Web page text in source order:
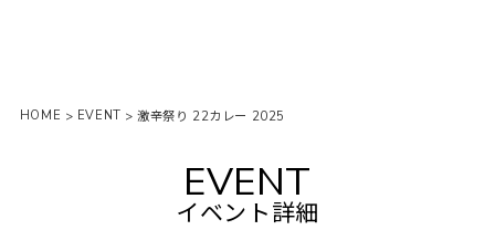
HOME > EVENT >激辛祭り 22カレー 2025
EVENT
イベント詳細